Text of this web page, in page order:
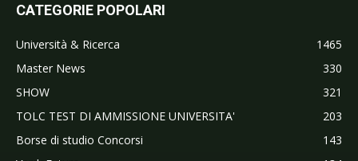
CATEGORIE POPOLARI
Università & Ricerca
1465
Master News
330
SHOW
321
TOLC TEST DI AMMISSIONE UNIVERSITA'
203
Borse di studio Concorsi
143